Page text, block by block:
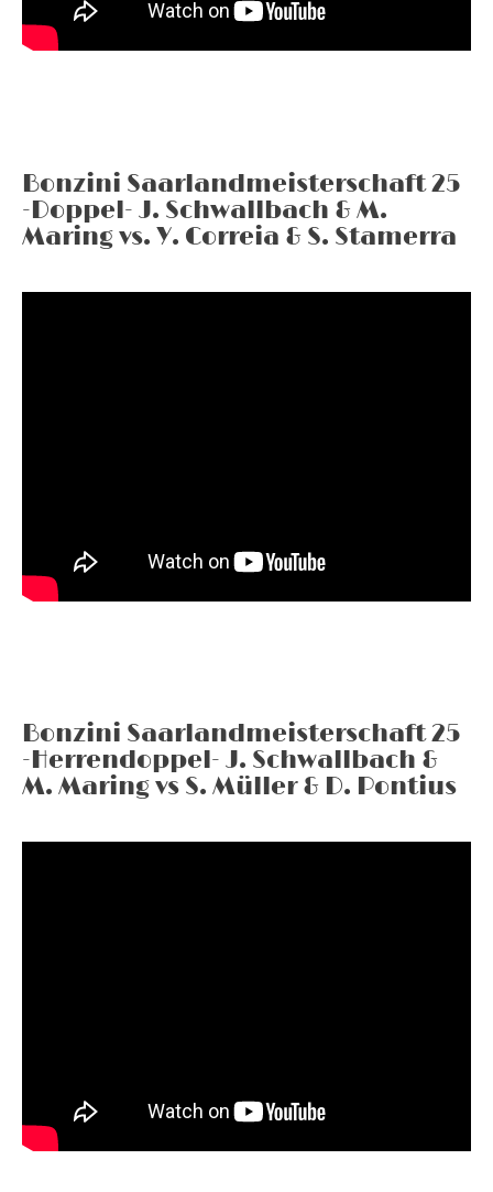
Bonzini Saarlandmeisterschaft 25
-Doppel- J. Schwallbach & M.
Maring vs. Y. Correia & S. Stamerra
Bonzini Saarlandmeisterschaft 25
-Herrendoppel- J. Schwallbach &
M. Maring vs S. Müller & D. Pontius